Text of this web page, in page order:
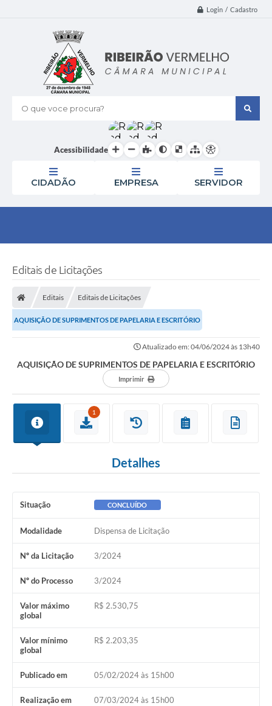
Login / Cadastro
O que voce procura?
Acessibilidade
CIDADÃO EMPRESA SERVIDOR
Editais de Licitações
Editais Editais de Licitações
AQUISIÇÃO DE SUPRIMENTOS DE PAPELARIA E ESCRITÓRIO
Atualizado em: 04/06/2024 às 13h40
AQUISIÇÃO DE SUPRIMENTOS DE PAPELARIA E ESCRITÓRIO
Imprimir
1
Detalhes
Situação CONCLUÍDO
Modalidade Dispensa de Licitação
Nº da Licitação 3/2024
Nº do Processo 3/2024
Valor máximo
global
R$ 2.530,75
Valor mínimo
global
R$ 2.203,35
Publicado em 05/02/2024 às 15h00
Realização em 07/03/2024 às 15h00